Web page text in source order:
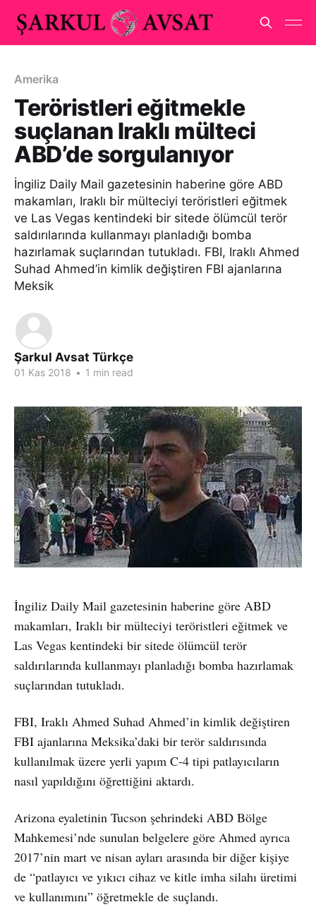
Amerika
Teröristleri eğitmekle
suçlanan Iraklı mülteci
ABD’de sorgulanıyor
İngiliz Daily Mail gazetesinin haberine göre ABD
makamları, Iraklı bir mülteciyi teröristleri eğitmek
ve Las Vegas kentindeki bir sitede ölümcül terör
saldırılarında kullanmayı planladığı bomba
hazırlamak suçlarından tutukladı. FBI, Iraklı Ahmed
Suhad Ahmed’in kimlik değiştiren FBI ajanlarına
Meksik
Şarkul Avsat Türkçe
01 Kas 2018 • 1 min read
İngiliz Daily Mail gazetesinin haberine göre ABD
makamları, Iraklı bir mülteciyi teröristleri eğitmek ve
Las Vegas kentindeki bir sitede ölümcül terör
saldırılarında kullanmayı planladığı bomba hazırlamak
suçlarından tutukladı.
FBI, Iraklı Ahmed Suhad Ahmed’in kimlik değiştiren
FBI ajanlarına Meksika’daki bir terör saldırısında
kullanılmak üzere yerli yapım C-4 tipi patlayıcıların
nasıl yapıldığını öğrettiğini aktardı.
Arizona eyaletinin Tucson şehrindeki ABD Bölge
Mahkemesi’nde sunulan belgelere göre Ahmed ayrıca
2017’nin mart ve nisan ayları arasında bir diğer kişiye
de “patlayıcı ve yıkıcı cihaz ve kitle imha silahı üretimi
ve kullanımını” öğretmekle de suçlandı.